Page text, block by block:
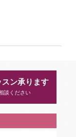
ン承ります
談ください